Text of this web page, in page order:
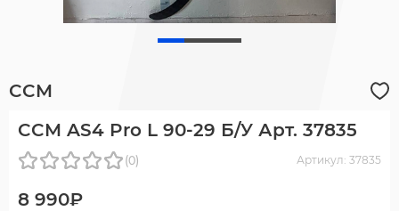
CCM
CCM AS4 Pro L 90-29 Б/У Арт. 37835
(0) Артикул: 37835
8 990₽